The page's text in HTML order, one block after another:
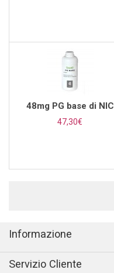
48mg PG base di NIC
47,30€
Informazione
Servizio Cliente